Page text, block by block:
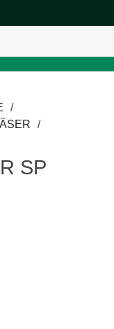
SP